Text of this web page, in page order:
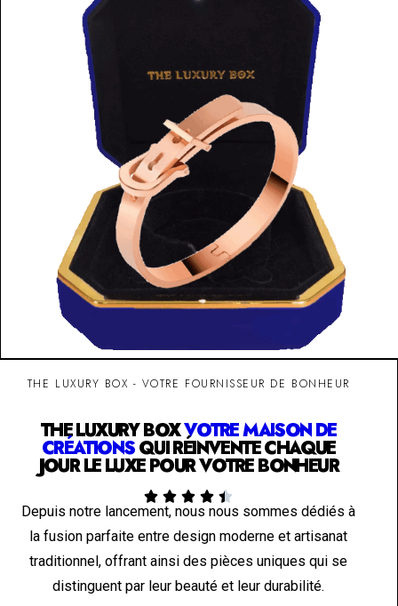
THE LUXURY BOX - VOTRE FOURNISSEUR DE BONHEUR
THE LUXURY BOXVOTRE MAISON DE
CRÉATIONSQUI RÉINVENTE CHAQUE
JOUR LE LUXE POUR VOTRE BONHEUR
    
Depuis notre lancement, nous nous sommes dédiés à
la fusion parfaite entre design moderne et artisanat
traditionnel, offrant ainsi des pièces uniques qui se
distinguent par leur beauté et leur durabilité.